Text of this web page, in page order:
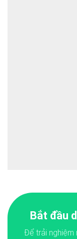
Bắt đầu
Để trải nghiệm